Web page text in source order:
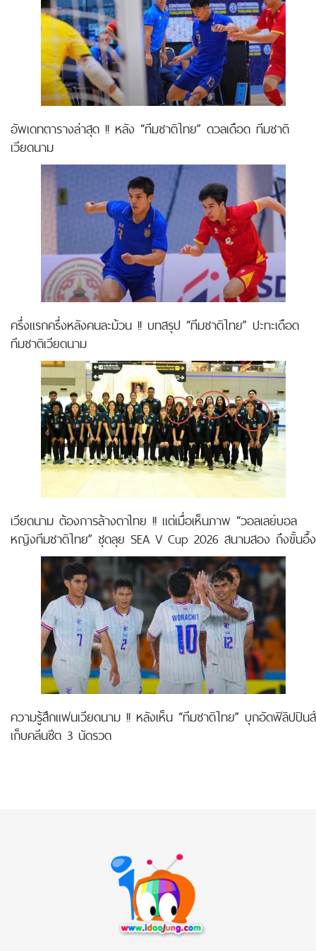
อัพเดทตารางล่าสุด !! หลัง “ทีมชาติไทย” ดวลเดือด ทีมชาติ
เวียดนาม
ครึ่งแรกครึ่งหลังคนละม้วน !! บทสรุป “ทีมชาติไทย” ปะทะเดือด
ทีมชาติเวียดนาม
เวียดนาม ต้องการล้างตาไทย !! แต่เมื่อเห็นภาพ “วอลเลย์บอล
หญิงทีมชาติไทย” ชุดลุย SEA V Cup 2026 สนามสอง ถึงขั้นอึ้ง
ความรู้สึกแฟนเวียดนาม !! หลังเห็น “ทีมชาติไทย” บุกอัดฟิลิปปินส์
เก็บคลีนชีต 3 นัดรวด